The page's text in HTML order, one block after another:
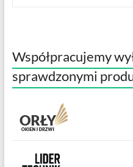
Współpracujemy
sprawdzonymi